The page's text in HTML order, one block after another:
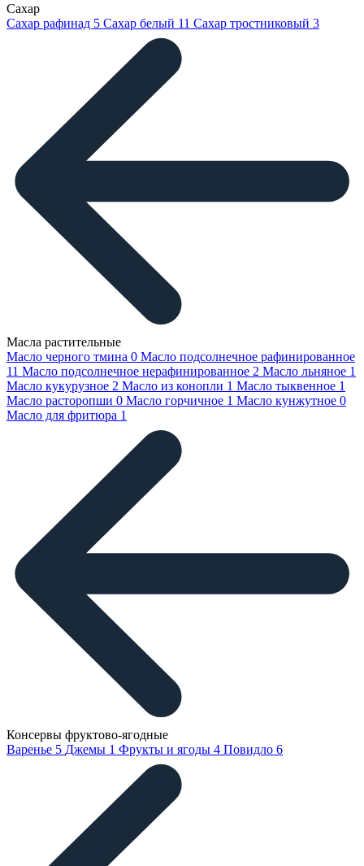
Сахар
Сахар рафинад 5 Сахар белый 11 Сахар тростниковый 3
Масла растительные
Масло черного тмина 0 Масло подсолнечное рафинированное
11 Масло подсолнечное нерафинированное 2 Масло льняное 1
Масло кукурузное 2 Масло из конопли 1 Масло тыквенное 1
Масло расторопши 0 Масло горчичное 1 Масло кунжутное 0
Масло для фритюра 1
Консервы фруктово-ягодные
Варенье 5 Джемы 1 Фрукты и ягоды 4 Повидло 6